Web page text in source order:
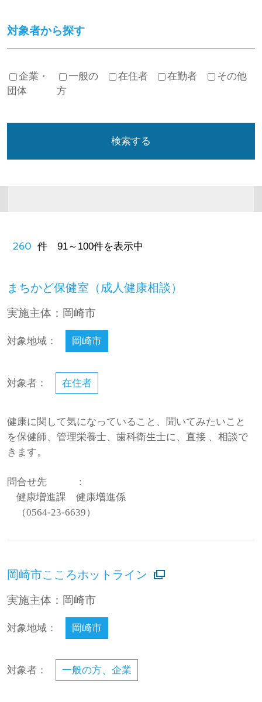
対象者から探す
企業・
団体
一般の
方
在住者 在勤者 その他
260 件 91～100件を表示中
まちかど保健室（成人健康相談）
実施主体：岡崎市
対象地域： 岡崎市
対象者： 在住者
健康に関して気になっていること、聞いてみたいこと
を保健師、管理栄養士、歯科衛生士に、直接 、相談で
きます。
問合せ先
：
健康増進課 健康増進係
（0564-23-6639）
岡崎市こころホットライン
実施主体：岡崎市
対象地域： 岡崎市
対象者： 一般の方、企業